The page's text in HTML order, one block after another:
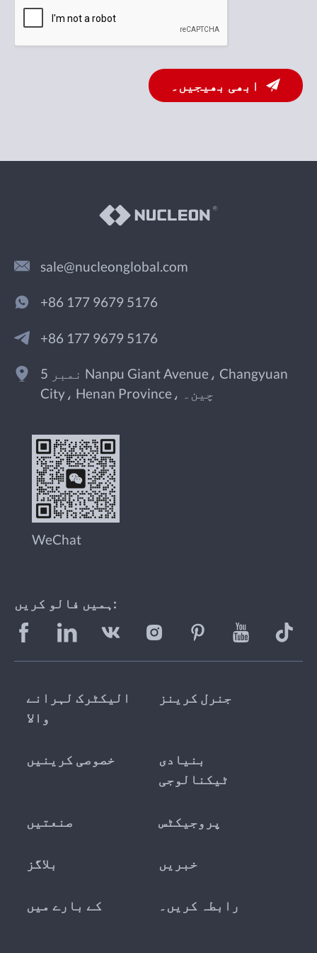
ابھی بھیجیں۔
sale@nucleonglobal.com
+86 177 9679 5176
+86 177 9679 5176
نمبر 5 Nanpu Giant Avenue، Changyuan
City، Henan Province، چین۔
WeChat
ہمیں فالو کریں:
الیکٹرک لہرانے
والا
جنرل کرینز
خصوصی کرینیں
بنیادی
ٹیکنالوجی
صنعتیں پروجیکٹس
بلاگز خبریں
کے بارے میں رابطہ کریں۔